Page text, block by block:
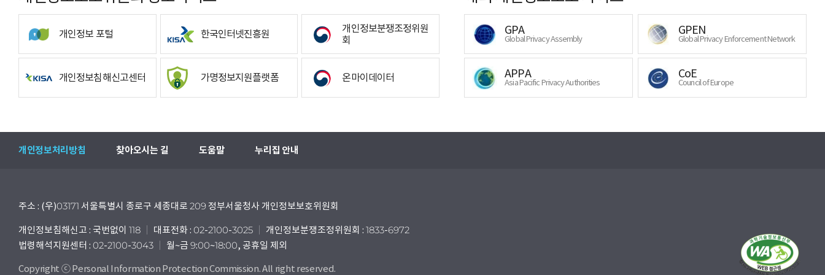
개인정보 포털 한국인터넷진흥원
개인정보분쟁조정위원
회
개인정보침해신고센터 가명정보지원플랫폼 온마이데이터
GPA
Global Privacy Assembly
GPEN
Global Privacy Enforcement Network
APPA
Asia Pacific Privacy Authorities
CoE
Council of Europe
개인정보처리방침 찾아오시는 길 도움말 누리집 안내
주소 : (우)03171 서울특별시 종로구 세종대로 209 정부서울청사 개인정보보호위원회
개인정보침해신고 : 국번없이 118 대표전화 : 02-2100-3025
개인정보분쟁조정위원회 : 1833-6972
법령해석지원센터 : 02-2100-3043
월~금 9:00~18:00, 공휴일 제외
Copyright ⓒ Personal Information Protection Commission. All right reserved.